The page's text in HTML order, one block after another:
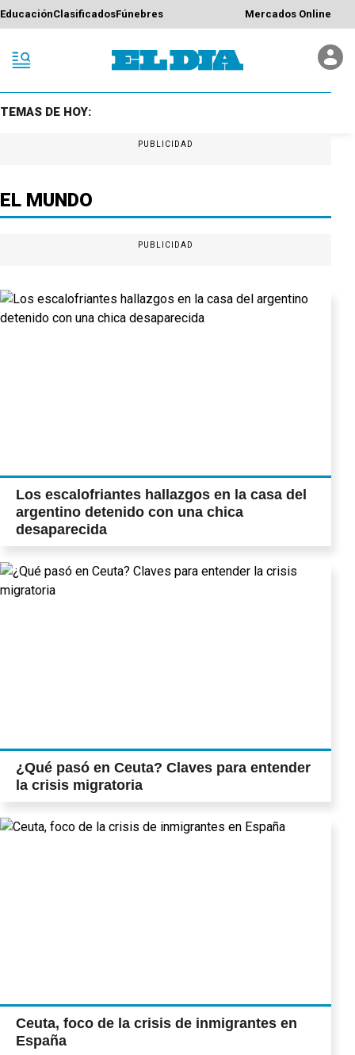
EducaciónClasificadosFúnebres Mercados Online
TEMAS DE HOY:
PUBLICIDAD
EL MUNDO
PUBLICIDAD
Los escalofriantes hallazgos en la casa del
argentino detenido con una chica
desaparecida
¿Qué pasó en Ceuta? Claves para entender
la crisis migratoria
Ceuta, foco de la crisis de inmigrantes en
España